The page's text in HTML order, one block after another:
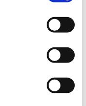
hvalerne mens